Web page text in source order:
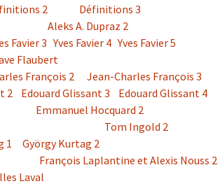
2
Définitions 3
Aleks A. Dupraz 2
Favier 3 Yves Favier 4 Yves Favier 5
Flaubert
François 2
Jean-Charles François 3
2 Edouard Glissant 3
Edouard Glissant 4
Emmanuel Hocquard 2
Tom Ingold 2
1
György Kurtag 2
François Laplantine et Alexis Nouss 2
Laval